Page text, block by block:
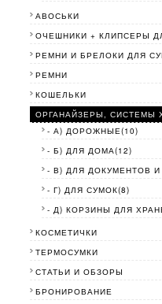
АВОСЬКИ
ОЧЕШНИКИ + КЛИПСЕРЫ
РЕМНИ И БРЕЛОКИ ДЛЯ
РЕМНИ
КОШЕЛЬКИ
ОРГАНАЙЗЕРЫ, СИСТЕМЫ
- А) ДОРОЖНЫЕ(10)
- Б) ДЛЯ ДОМА(12)
- В) ДЛЯ ДОКУМЕНТОВ И
- Г) ДЛЯ СУМОК(8)
- Д) КОРЗИНЫ ДЛЯ
КОСМЕТИЧКИ
ТЕРМОСУМКИ
СТАТЬИ И ОБЗОРЫ
БРОНИРОВАНИЕ